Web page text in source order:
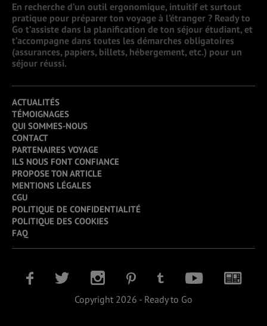
En recherche d’un outil ergonomique, intuitif et surtout
pratique pour préparer ton voyage à l’étranger ? Ready to
Go t’assiste dans la planification de ton séjour étudiant, et
t’accompagne dans toutes les démarches obligatoires
(assurances, papiers, billets, hébergement, etc.) pour un
séjour réussi.
ACTUALITÉS
TÉMOIGNAGES
QUI SOMMES-NOUS
CONTACT
PARTENAIRES VOYAGE
ILS NOUS FONT CONFIANCE
PROPOSE TON ARTICLE
MENTIONS LÉGALES
CGU
POLITIQUE DE CONFIDENTIALITÉ
POLITIQUE DES COOKIES
FAQ
Copyright 2026 - Ready to Go